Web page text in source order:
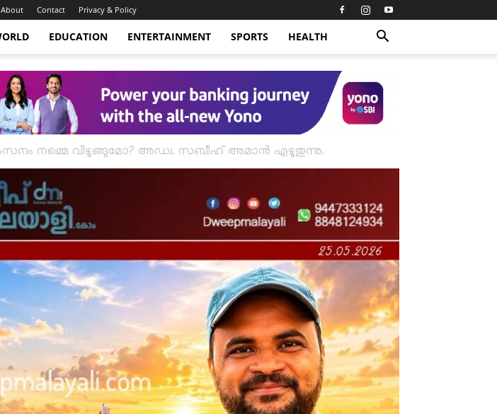
About Contact Privacy & Policy
EDUCATION ENTERTAINMENT SPORTS HEALTH
നമ്മെ വിഴുങ്ങുമോ? അഡ്വ. സബീഹ് അമാൻ എഴുതുന്നു.